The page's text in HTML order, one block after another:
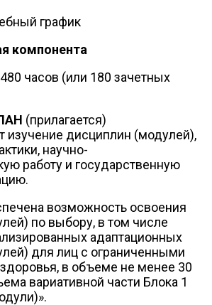
график
компонента
часов (или 180 зачетных
(прилагается)
изучение дисциплин (модулей),
научно-
работу и государственную
возможность освоения
по выбору, в том числе
адаптационных
для лиц с ограниченными
в объеме не менее 30
вариативной части Блока 1